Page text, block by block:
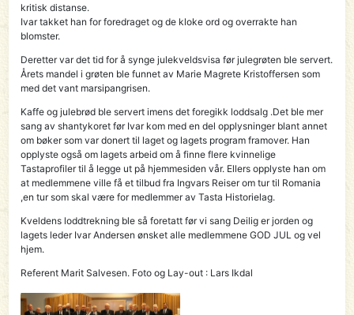
kritisk distanse.
Ivar takket han for foredraget og de kloke ord og overrakte han
blomster.
Deretter var det tid for å synge julekveldsvisa før julegrøten ble servert.
Årets mandel i grøten ble funnet av Marie Magrete Kristoffersen som
med det vant marsipangrisen.
Kaffe og julebrød ble servert imens det foregikk loddsalg .Det ble mer
sang av shantykoret før Ivar kom med en del opplysninger blant annet
om bøker som var donert til laget og lagets program framover. Han
opplyste også om lagets arbeid om å finne flere kvinnelige
Tastaprofiler til å legge ut på hjemmesiden vår. Ellers opplyste han om
at medlemmene ville få et tilbud fra Ingvars Reiser om tur til Romania
,en tur som skal være for medlemmer av Tasta Historielag.
Kveldens loddtrekning ble så foretatt før vi sang Deilig er jorden og
lagets leder Ivar Andersen ønsket alle medlemmene GOD JUL og vel
hjem.
Referent Marit Salvesen. Foto og Lay-out : Lars Ikdal